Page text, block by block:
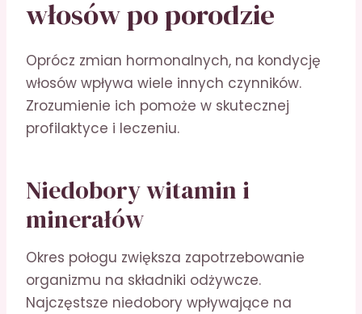
włosów po porodzie
Oprócz zmian hormonalnych, na kondycję
włosów wpływa wiele innych czynników.
Zrozumienie ich pomoże w skutecznej
profilaktyce i leczeniu.
Niedobory witamin i
minerałów
Okres połogu zwiększa zapotrzebowanie
organizmu na składniki odżywcze.
Najczęstsze niedobory wpływające na